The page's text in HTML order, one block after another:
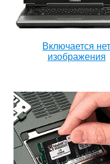
Включается нет
изображения